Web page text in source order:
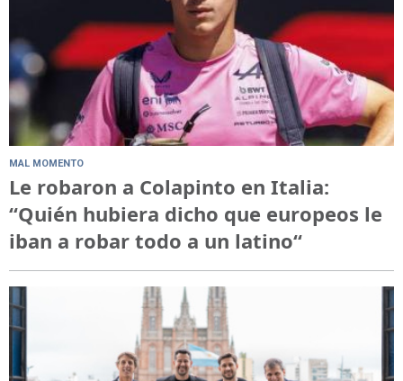
MAL MOMENTO
Le robaron a Colapinto en Italia:
“Quién hubiera dicho que europeos le
iban a robar todo a un latino“